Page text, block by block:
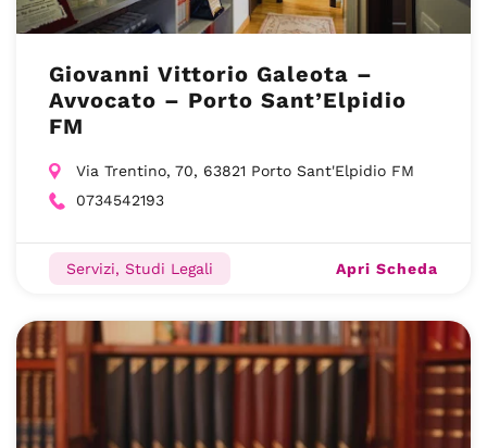
Giovanni Vittorio Galeota –
Avvocato – Porto Sant’Elpidio
FM
Via Trentino, 70, 63821 Porto Sant'Elpidio FM
0734542193
Servizi, Studi Legali Apri Scheda